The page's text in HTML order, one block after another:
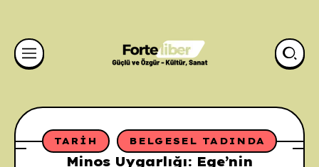
TARIH BELGESEL TADINDA
Minos Uygarlığı: Ege’nin